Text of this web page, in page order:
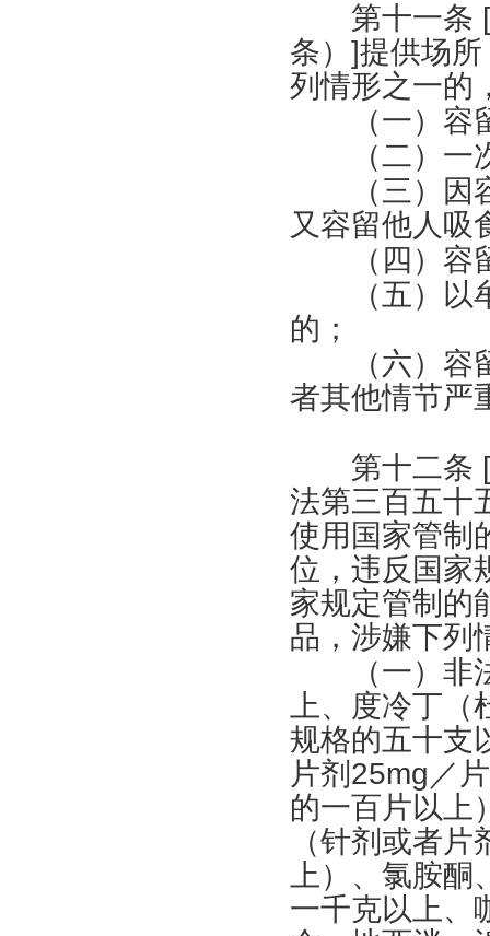
第十一条 [
条） ]提供场
列情形之一的
（一）容留
（二）一次
（三）因容
又容留他人吸
（四）容留
（五）以牟
的；
（六）容留
者其他情节严
第十二条 [
法第三百五十
使用国家管制
位，违反国家
家规定管制的
品，涉嫌下列
（一）非法
上、度冷丁
规格的五十支
片剂 25mg ／
的一百片以上
（针剂或者片
上）、氯胺
一千克以上、